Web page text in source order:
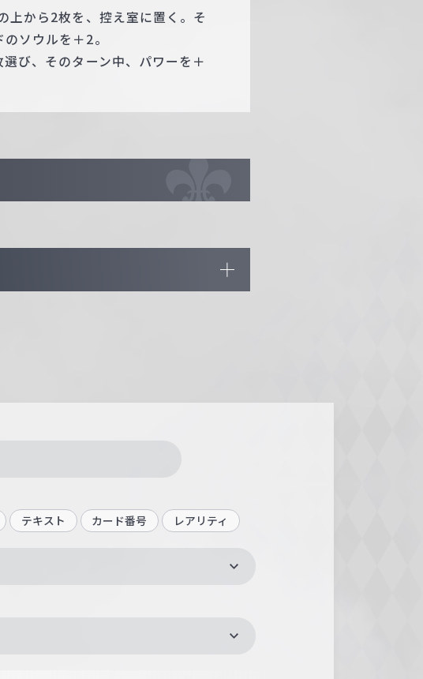
上から2枚を、控え室に置く。そ
ソウルを＋2。
び、そのターン中、パワーを＋
テキスト カード番号 レアリティ